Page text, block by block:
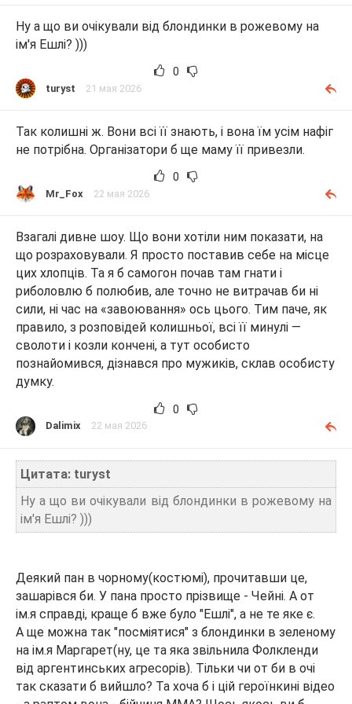
Ну а що ви очікували від блондинки в рожевому на
ім'я Ешлі? )))
0
turyst 21 мая 2026
Так колишні ж. Вони всі її знають, і вона їм усім нафіг
не потрібна. Організатори б ще маму її привезли.
0
Mr_Fox 22 мая 2026
Взагалі дивне шоу. Що вони хотіли ним показати, на
що розраховували. Я просто поставив себе на місце
цих хлопців. Та я б самогон почав там гнати і
риболовлю б полюбив, але точно не витрачав би ні
сили, ні час на «завоювання» ось цього. Тим паче, як
правило, з розповідей колишньої, всі її минулі —
сволоти і козли кончені, а тут особисто
познайомився, дізнався про мужиків, склав особисту
думку.
0
Dalimix 22 мая 2026
Цитата: turyst
Ну а що ви очікували від блондинки в рожевому на
ім'я Ешлі? )))
Деякий пан в чорному(костюмі), прочитавши це,
зашарівся би. У пана просто прізвище - Чейні. А от
ім.я справді, краще б вже було "Ешлі", а не те яке є.
А ще можна так "посміятися" з блондинки в зеленому
на ім.я Маргарет(ну, це та яка звільнила Фолкленди
від аргентинських агресорів). Тільки чи от би в очі
так сказати б вийшло? Та хоча б і цій героїнкині відео